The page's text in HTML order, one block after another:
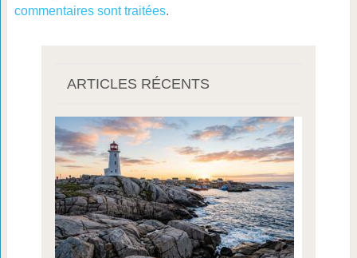
commentaires sont traitées.
ARTICLES RÉCENTS